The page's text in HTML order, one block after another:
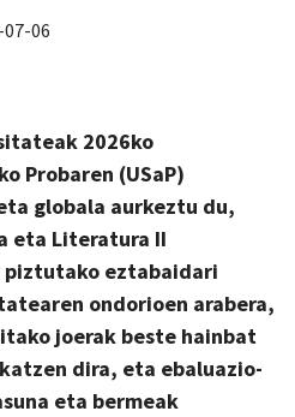
07-06
2026ko
Probaren (USaP)
globala aurkeztu du,
eta Literatura II
piztutako eztabaidari
ondorioen arabera,
joerak beste hainbat
dira, eta ebaluazio-
eta bermeak